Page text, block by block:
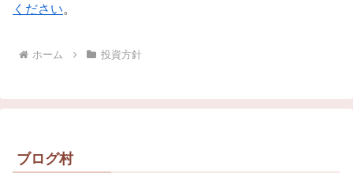
ください。
ホーム 投資方針
ブログ村